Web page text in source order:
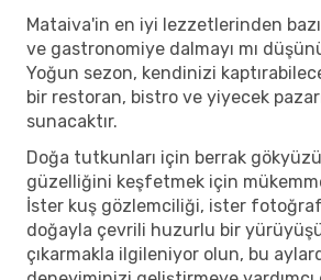
Mataiva'in en iyi lezzetlerinden
ve gastronomiye dalmayı mı
Yoğun sezon, kendinizi
bir restoran, bistro ve yiyecek
sunacaktır.
Doğa tutkunları için berrak
güzelliğini keşfetmek için
İster kuş gözlemciliği, ister
doğayla çevrili huzurlu bir
çıkarmakla ilgileniyor olun, bu